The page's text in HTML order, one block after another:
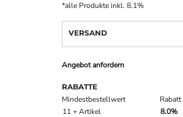
*alle Produkte inkl. 8.1%
VERSAND
Angebot anfordern
RABATTE
Mindestbestellwert
Rabatt
11 + Artikel
8.0%